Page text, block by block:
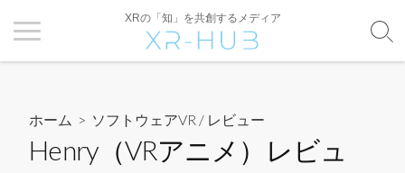
XRの「知」を共創するメディア
ホーム > ソフトウェアVR / レビュー
Henry（VRアニメ）レビュ